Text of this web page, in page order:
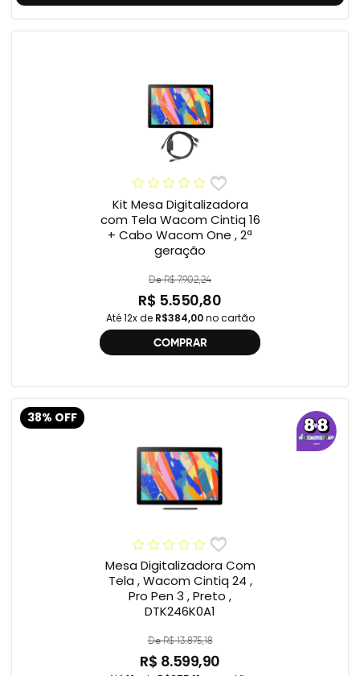
Kit Mesa Digitalizadora
com Tela Wacom Cintiq 16
+ Cabo Wacom One , 2ª
geração
De R$ 7.902,24
R$ 5.550,80
Até 12x de R$384,00no cartão
COMPRAR
38% OFF
Mesa Digitalizadora Com
Tela , Wacom Cintiq 24 ,
Pro Pen 3 , Preto ,
DTK246K0A1
De R$ 13.875,18
R$ 8.599,90